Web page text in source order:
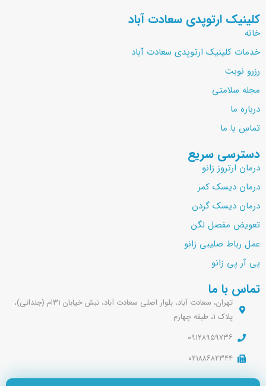
کلینیک ارتوپدی سعادت آباد
خانه
خدمات کلینیک ارتوپدی سعادت آباد
رزرو نوبت
مجله سلامتی
درباره ما
تماس با ما
دسترسی سریع
درمان ارتروز زانو
درمان دیسک کمر
درمان دیسک گردن
تعویض مفصل لگن
عمل رباط صلیبی زانو
پی آر پی زانو
تماس با ما
تهران، سعادت آباد، بلوار اصلی سعادت آباد، نبش خیابان ۳۱ام (جندانی)،
پلاک ۱، طبقه چهارم
۰۹۱۲۸۹۵۹۷۳۶
۰۲۱۸۸۶۸۲۳۴۴